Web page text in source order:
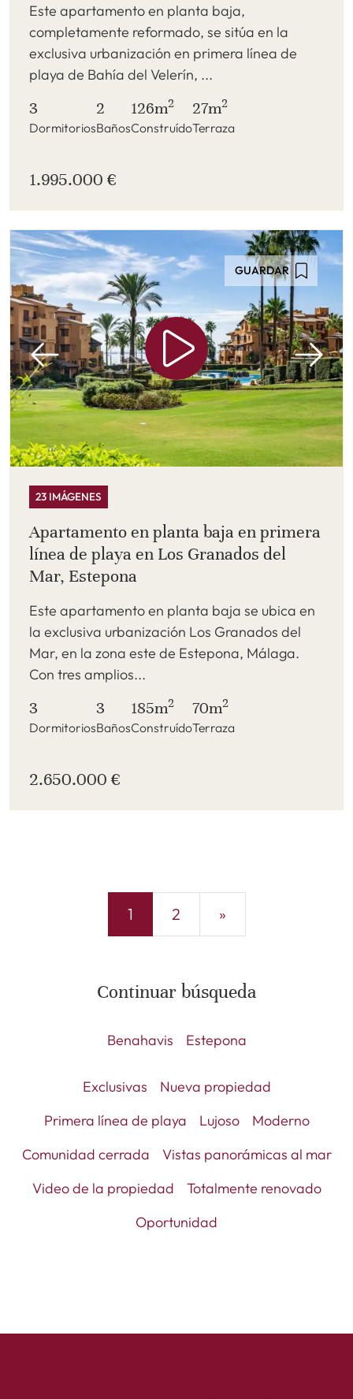
Este apartamento en planta baja,
completamente reformado, se sitúa en la
exclusiva urbanización en primera línea de
playa de Bahía del Velerín, ...
3
Dormitorios
2
Baños
126m2
Construído
27m2
Terraza
1.995.000 €
GUARDAR
23 IMÁGENES
Apartamento en planta baja en primera
línea de playa en Los Granados del
Mar, Estepona
Este apartamento en planta baja se ubica en
la exclusiva urbanización Los Granados del
Mar, en la zona este de Estepona, Málaga.
Con tres amplios...
3
Dormitorios
3
Baños
185m2
Construído
70m2
Terraza
2.650.000 €
1 2 »
Continuar búsqueda
Benahavis Estepona
Exclusivas
Nueva propiedad
Primera línea de playa
Lujoso
Moderno
Comunidad cerrada
Vistas panorámicas al mar
Video de la propiedad
Totalmente renovado
Oportunidad